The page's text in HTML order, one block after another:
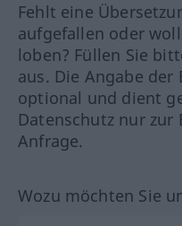
Fehlt eine
aufgefallen oder
loben? Füllen Sie
aus. Die Angabe der
optional und dient
Datenschutz nur
Anfrage.
Wozu möchten Sie